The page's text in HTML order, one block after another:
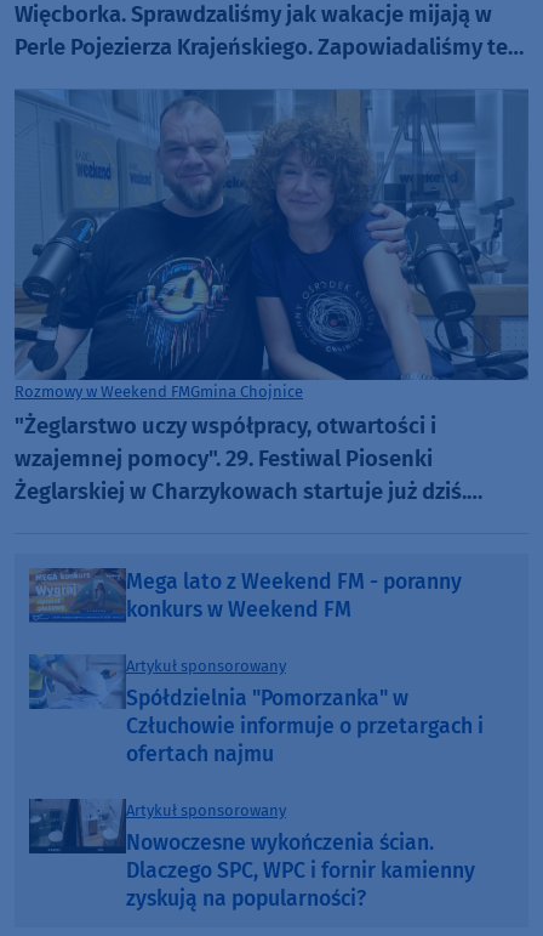
Więcborka. Sprawdzaliśmy jak wakacje mijają w
Perle Pojezierza Krajeńskiego. Zapowiadaliśmy też
Rozmowy w Weekend FMGmina Chojnice
"Żeglarstwo uczy współpracy, otwartości i
wzajemnej pomocy". 29. Festiwal Piosenki
Żeglarskiej w Charzykowach startuje już dziś.
Mega lato z Weekend FM - poranny
konkurs w Weekend FM
Artykuł sponsorowany
Spółdzielnia "Pomorzanka" w
Człuchowie informuje o przetargach i
ofertach najmu
Artykuł sponsorowany
Nowoczesne wykończenia ścian.
Dlaczego SPC, WPC i fornir kamienny
zyskują na popularności?